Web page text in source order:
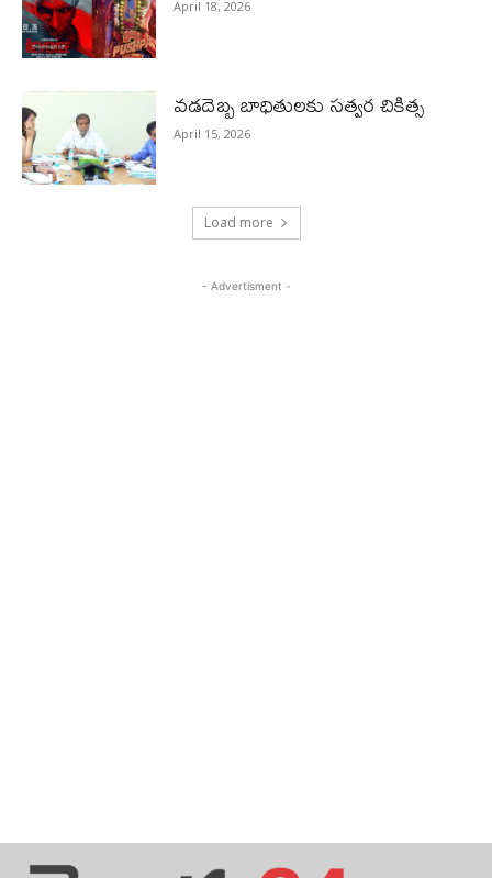
April 18, 2026
వడదెబ్బ బాధితులకు సత్వర చికిత్స
April 15, 2026
Load more
- Advertisment -